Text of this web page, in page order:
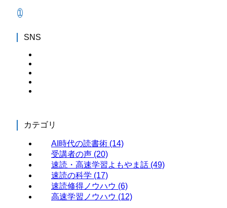
1
SNS
カテゴリ
AI時代の読書術 (14)
受講者の声 (20)
速読・高速学習よもやま話 (49)
速読の科学 (17)
速読修得ノウハウ (6)
高速学習ノウハウ (12)